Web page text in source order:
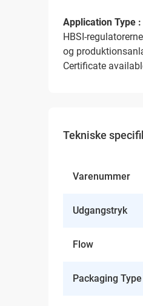
Application Type :
HBSI-
og
Certificate
Tekniske
Varenummer
Udgangstryk
Flow
Packaging Type